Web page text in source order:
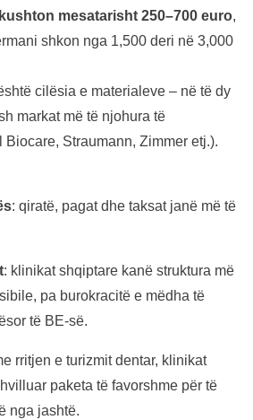
mesatarisht 250–700 euro,
shkon nga 1,500 deri në 3,000
cilësia e materialeve – në të dy
markat më të njohura të
Straumann, Zimmer etj.).
: qiratë, pagat dhe taksat janë më të
: klinikat shqiptare kanë struktura më
pa burokracitë e mëdha të
të BE-së.
rritjen e turizmit dentar, klinikat
paketa të favorshme për të
nga jashtë.